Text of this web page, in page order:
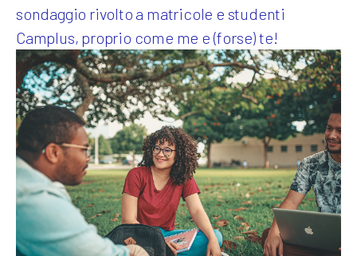
sondaggio rivolto a matricole e studenti
Camplus, proprio come me e (forse) te!
Camplus
Offerta A.A. 26-27
Progetti
Media
Lavora con noi
Contatti